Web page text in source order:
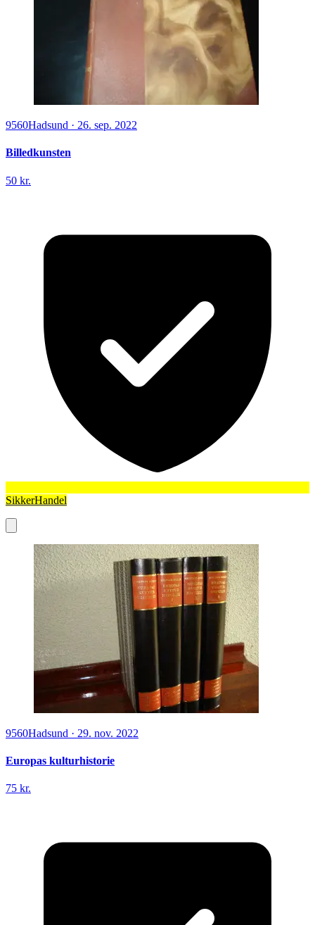
9560Hadsund · 26. sep. 2022
Billedkunsten
50 kr.
SikkerHandel
9560Hadsund · 29. nov. 2022
Europas kulturhistorie
75 kr.